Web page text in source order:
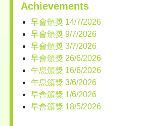
Achievements
早會頒獎 14/7/2026
早會頒獎 9/7/2026
早會頒獎 3/7/2026
早會頒獎 26/6/2026
午息頒獎 16/6/2026
午息頒獎 3/6/2026
早會頒獎 1/6/2026
早會頒獎 18/5/2026